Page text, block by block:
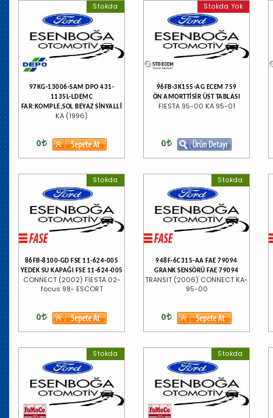
Stokda
97KG-13006-SAM DPO 431-
1135L-LDEMC
FAR:KOMPLE,SOL BEYAZ SİNYALLİ
KA (1996)
0
Stokda Yok
96FB-3K155-AG ECEM 759
ÖN AMORTTİSİR ÜST TABLASI
FIESTA 95-00 KA 95-01
0
Stokda
86FB-8100-GD FSE 11-624-005
YEDEK SU KAPAĞI FSE 11-624-005
CONNECT (2002) FİESTA 02-
focus 98- ESCORT
0
Stokda
948F-6C315-AA FAE 79094
GRANK SENSÖRÜ FAE 79094
TRANSIT (2006) CONNECT KA-
95-00
0
Stokda Stokda